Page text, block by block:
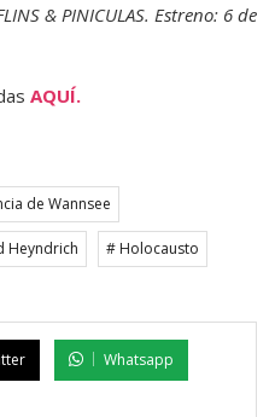
& PINICULAS. Estreno: 6 de
AQUÍ.
de Wannsee
Heyndrich # Holocausto
Whatsapp